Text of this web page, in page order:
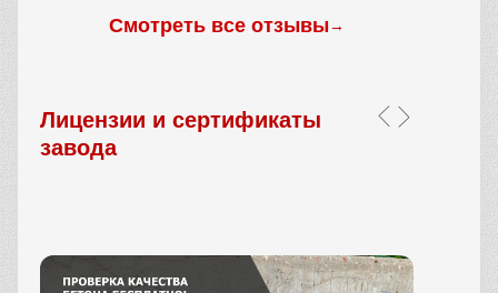
Смотреть все отзывы→
Лицензии и сертификаты
завода